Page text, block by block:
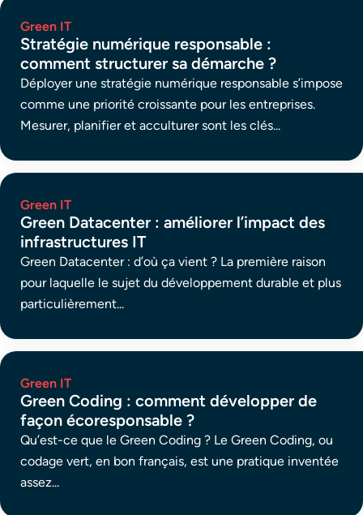
Green IT
Stratégie numérique responsable :
comment structurer sa démarche ?
Déployer une stratégie numérique responsable s’impose
comme une priorité croissante pour les entreprises.
Mesurer, planifier et acculturer sont les clés...
Green IT
Green Datacenter : améliorer l’impact des
infrastructures IT
Green Datacenter : d’où ça vient ? La première raison
pour laquelle le sujet du développement durable et plus
particulièrement...
Green IT
​​Green Coding : comment développer de
façon écoresponsable ?
Qu’est-ce que le Green Coding ? Le Green Coding, ou
codage vert, en bon français, est une pratique inventée
assez...